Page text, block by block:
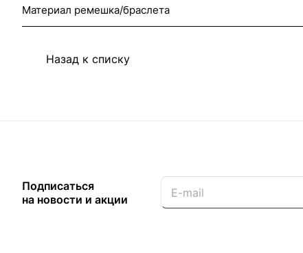
Материал ремешка/браслета
Назад к списку
Подписаться
на новости и акции